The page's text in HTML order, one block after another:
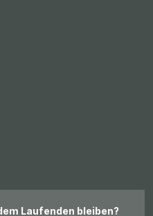
Laufenden bleiben?